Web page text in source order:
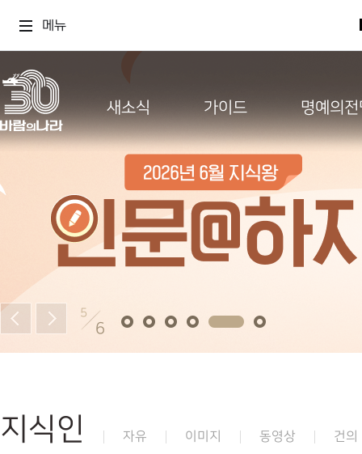
메뉴
새소식 가이드 명예의
5
6
지식인 자유 이미지 동영상 건의